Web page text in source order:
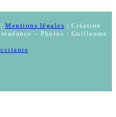
| Mentions légales | Création
– Photos : Guillaume